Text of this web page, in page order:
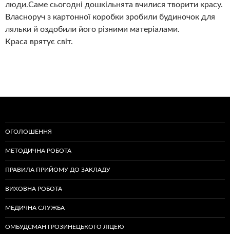
люди.Саме сьогодні дошкільнята вчилися творити красу.
Власноруч з картонної коробки зробили будиночок для
ляльки й оздобили його різними матеріалами.
Краса врятує світ.
ОГОЛОШЕННЯ
МЕТОДИЧНА РОБОТА
ПРАВИЛА ПРИЙОМУ ДО ЗАКЛАДУ
ВИХОВНА РОБОТА
МЕДИЧНА СЛУЖБА
ОМБУДСМАН ГРОЗИНЕЦЬКОГО ЛІЦЕЮ